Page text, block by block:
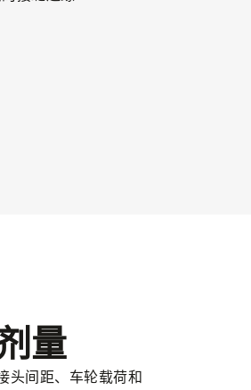
量
头间距、车轮载荷和